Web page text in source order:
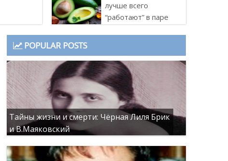
лучше всего
“работают” в паре
POPULAR POSTS
Тайны жизни и смерти: Чёрная Лиля Брик
и В.Маяковский